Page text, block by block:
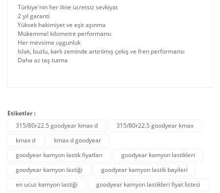
Türkiye'nin her iline ücretsiz sevkiyat
2 yıl garanti
Yüksek hakimiyet ve eşit aşınma
Mükemmel kilometre performansı
Her mevsime uygunluk
Islak, buzlu, karlı zeminde artırılmış çekiş ve fren performansı
Daha az taş tutma
Etiketler :
315/80r22.5 goodyear kmax d
315/80r22.5 goodyear kmax
kmax d
kmax d goodyear
goodyear kamyon lastik fiyatları
goodyear kamyon lastikleri
goodyear kamyon lastiği
goodyear kamyon lastik bayileri
en ucuz kamyon lastiği
goodyear kamyon lastikleri fiyat listesi